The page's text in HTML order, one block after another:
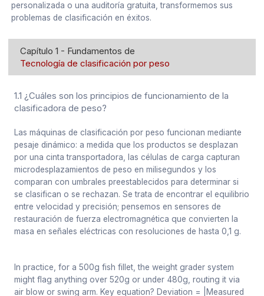
personalizada o una auditoría gratuita, transformemos sus
problemas de clasificación en éxitos.
Capítulo 1 - Fundamentos de
Tecnología de clasificación por peso
1.1 ¿Cuáles son los principios de funcionamiento de la
clasificadora de peso?
Las máquinas de clasificación por peso funcionan mediante
pesaje dinámico: a medida que los productos se desplazan
por una cinta transportadora, las células de carga capturan
microdesplazamientos de peso en milisegundos y los
comparan con umbrales preestablecidos para determinar si
se clasifican o se rechazan. Se trata de encontrar el equilibrio
entre velocidad y precisión; pensemos en sensores de
restauración de fuerza electromagnética que convierten la
masa en señales eléctricas con resoluciones de hasta 0,1 g.
In practice, for a 500g fish fillet, the weight grader system
might flag anything over 520g or under 480g, routing it via
air blow or swing arm. Key equation? Deviation = |Measured